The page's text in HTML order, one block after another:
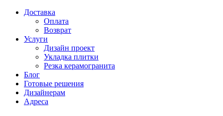
Доставка
Оплата
Возврат
Услуги
Дизайн проект
Укладка плитки
Резка керамогранита
Блог
Готовые решения
Дизайнерам
Адреса